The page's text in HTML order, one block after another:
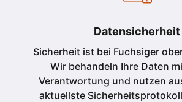
Datensicherheit
Sicherheit ist bei Fuchsiger
Wir behandeln Ihre Daten
Verantwortung und nutzen
aktuellste